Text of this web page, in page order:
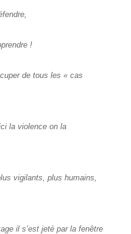
!
de tous les « cas
la violence on la
vigilants, plus humains,
il s’est jeté par la fenêtre